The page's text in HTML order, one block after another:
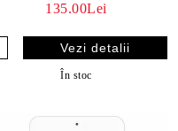
135.00Lei
Vezi detalii
În stoc